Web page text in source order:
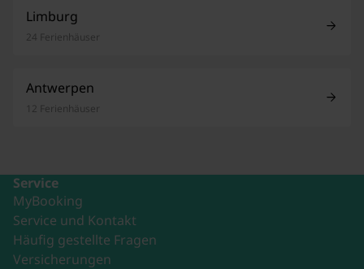
Limburg
24 Ferienhäuser
Antwerpen
12 Ferienhäuser
Service
MyBooking
Service und Kontakt
Häufig gestellte Fragen
Versicherungen